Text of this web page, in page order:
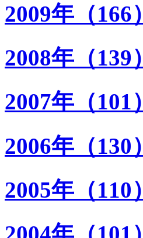
2009年（166）
2008年（139）
2007年（101）
2006年（130）
2005年（110）